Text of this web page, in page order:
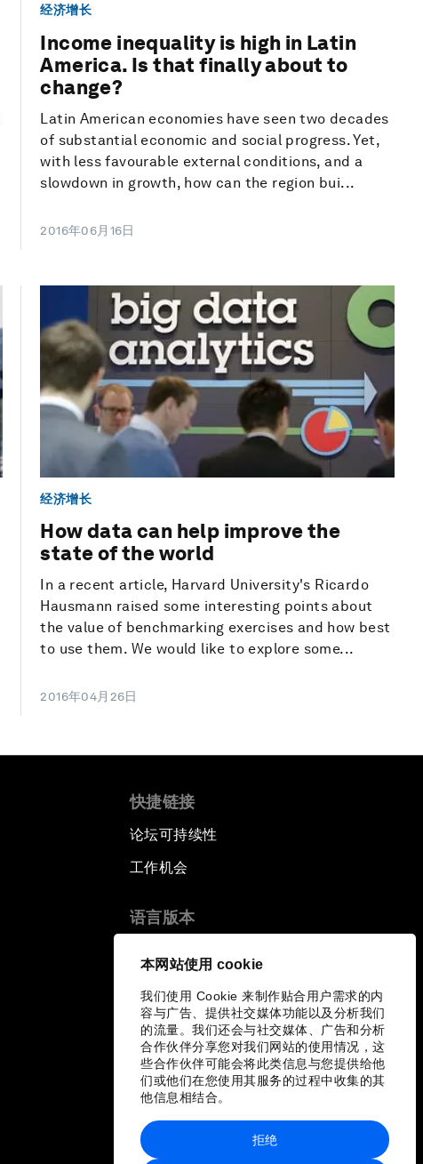
本网站使用 cookie
我们使用 Cookie 来制作贴合用户需求的内
容与广告、提供社交媒体功能以及分析我们
的流量。我们还会与社交媒体、广告和分析
合作伙伴分享您对我们网站的使用情况，这
些合作伙伴可能会将此类信息与您提供给他
们或他们在您使用其服务的过程中收集的其
他信息相结合。
拒绝
经济增长
Income inequality is high in Latin
America. Is that finally about to
change?
Latin American economies have seen two decades
of substantial economic and social progress. Yet,
with less favourable external conditions, and a
slowdown in growth, how can the region bui...
2016年06月16日
经济增长
How data can help improve the
state of the world
In a recent article, Harvard University's Ricardo
Hausmann raised some interesting points about
the value of benchmarking exercises and how best
to use them. We would like to explore some...
2016年04月26日
快捷链接
论坛可持续性
工作机会
语言版本